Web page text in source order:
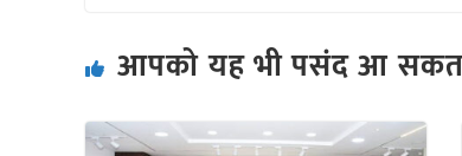
आपको यह भी पसंद आ